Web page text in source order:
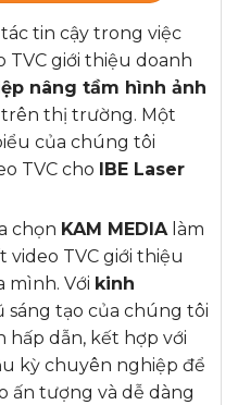
tin cậy trong việc
TVC giới thiệu doanh
nâng tầm hình ảnh
thị trường. Một
của chúng tôi
TVC cho
IBE Laser
chọn KAM MEDIAlàm
video TVC giới thiệu
mình. Với kinh
sáng tạo của chúng tôi
hấp dẫn, kết hợp với
kỳ chuyên nghiệp để
ấn tượng và dễ dàng